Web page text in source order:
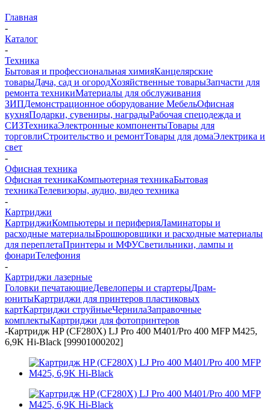
Главная
-
Каталог
-
Техника
Бытовая и профессиональная химияКанцелярские
товарыДача, сад и огородХозяйственные товарыЗапчасти для
ремонта техникиМатериалы для обслуживания
ЗИПДемонстрационное оборудование МебельОфисная
кухняПодарки, сувениры, наградыРабочая спецодежда и
СИЗТехникаЭлектронные компонентыТовары для
торговлиСтроительство и ремонтТовары для домаЭлектрика и
свет
-
Офисная техника
Офисная техникаКомпьютерная техникаБытовая
техникаТелевизоры, аудио, видео техника
-
Картриджи
КартриджиКомпьютеры и периферияЛаминаторы и
расходные материалыБрошюровщики и расходные материалы
для переплетаПринтеры и МФУСветильники, лампы и
фонариТелефония
-
Картриджи лазерные
Головки печатающиеДевелоперы и стартерыДрам-
юнитыКартриджи для принтеров пластиковых
картКартриджи струйныеЧернилаЗаправочные
комплектыКартриджи для фотопринтеров
-Картридж HP (CF280X) LJ Pro 400 M401/Pro 400 MFP M425,
6,9K Hi-Black [99901000202]